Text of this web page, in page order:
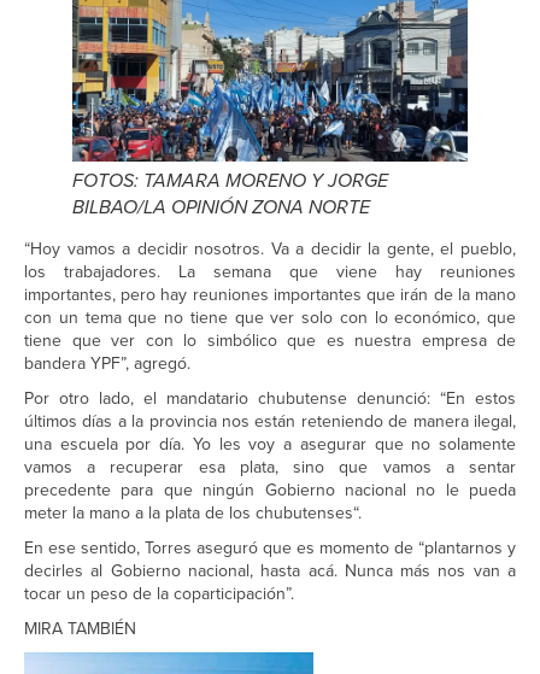
FOTOS: TAMARA MORENO Y JORGE
BILBAO/LA OPINIÓN ZONA NORTE
“Hoy vamos a decidir nosotros. Va a decidir la gente, el pueblo,
los trabajadores. La semana que viene hay reuniones
importantes, pero hay reuniones importantes que irán de la mano
con un tema que no tiene que ver solo con lo económico, que
tiene que ver con lo simbólico que es nuestra empresa de
bandera YPF”, agregó.
Por otro lado, el mandatario chubutense denunció: “En estos
últimos días a la provincia nos están reteniendo de manera ilegal,
una escuela por día. Yo les voy a asegurar que no solamente
vamos a recuperar esa plata, sino que vamos a sentar
precedente para que ningún Gobierno nacional no le pueda
meter la mano a la plata de los chubutenses“.
En ese sentido, Torres aseguró que es momento de “plantarnos y
decirles al Gobierno nacional, hasta acá. Nunca más nos van a
tocar un peso de la coparticipación”.
MIRA TAMBIÉN